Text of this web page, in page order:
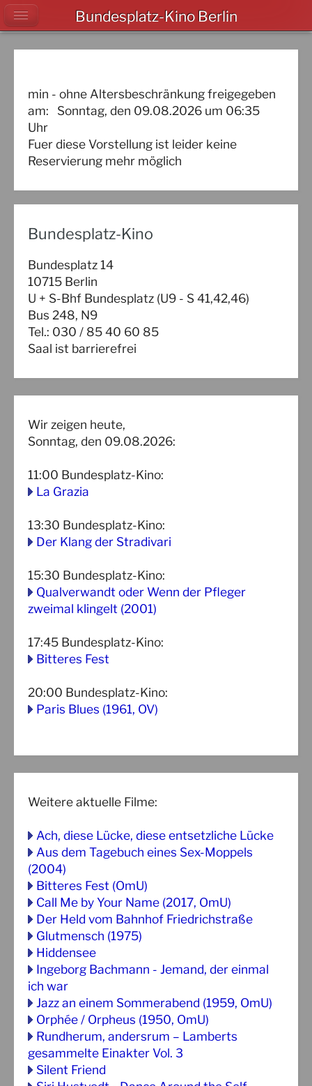
Bundesplatz-Kino
Bundesplatz 14
10715 Berlin
U + S-Bhf Bundesplatz (U9 - S 41,42,46)
Bus 248, N9
Tel.: 030 / 85 40 60 85
Saal ist barrierefrei
Wir zeigen heute,
Sonntag, den 09.08.2026:
11:00 Bundesplatz-Kino:
La Grazia
13:30 Bundesplatz-Kino:
Der Klang der Stradivari
15:30 Bundesplatz-Kino:
Qualverwandt oder Wenn der Pfleger
zweimal klingelt (2001)
17:45 Bundesplatz-Kino:
Bitteres Fest
20:00 Bundesplatz-Kino:
Paris Blues (1961, OV)
Weitere aktuelle Filme:
Ach, diese Lücke, diese entsetzliche Lücke
Aus dem Tagebuch eines Sex-Moppels
(2004)
Bitteres Fest (OmU)
Call Me by Your Name (2017, OmU)
Der Held vom Bahnhof Friedrichstraße
Glutmensch (1975)
Hiddensee
Ingeborg Bachmann - Jemand, der einmal
ich war
Jazz an einem Sommerabend (1959, OmU)
Orphée / Orpheus (1950, OmU)
Rundherum, andersrum – Lamberts
gesammelte Einakter Vol. 3
Silent Friend
min - ohne Altersbeschränkung freigegeben
am: Sonntag, den 09.08.2026 um 06:35
Uhr
Fuer diese Vorstellung ist leider keine
Reservierung mehr möglich
Bundesplatz-Kino Berlin